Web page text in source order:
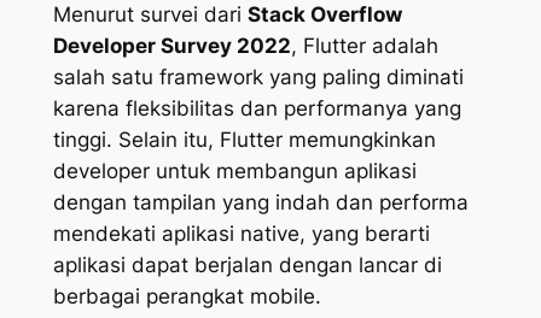
Menurut survei dari Stack Overflow
Developer Survey 2022, Flutter adalah
salah satu framework yang paling diminati
karena fleksibilitas dan performanya yang
tinggi. Selain itu, Flutter memungkinkan
developer untuk membangun aplikasi
dengan tampilan yang indah dan performa
mendekati aplikasi native, yang berarti
aplikasi dapat berjalan dengan lancar di
berbagai perangkat mobile.